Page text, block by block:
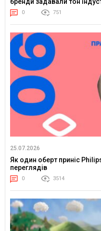
0 751
25.07.2026
Як один оберт приніс
переглядів
0 3514